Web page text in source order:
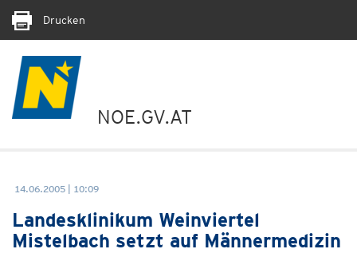
Drucken
NOE.GV.AT
14.06.2005 | 10:09
Landesklinikum Weinviertel
Mistelbach setzt auf Männermedizin